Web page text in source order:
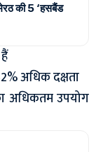
की 5 ‘हसबैंड
अधिक दक्षता
अधिकतम उपयोग